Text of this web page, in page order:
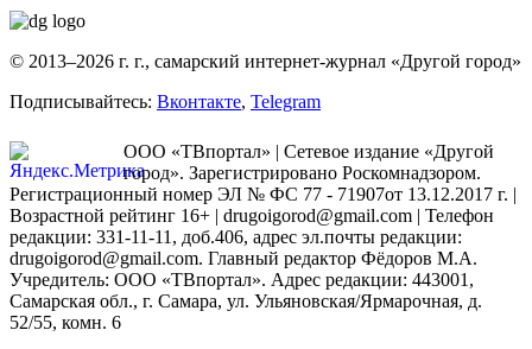
© 2013–2026 г. г., самарский интернет-журнал «Другой город»
Подписывайтесь: Вконтакте, Telegram
ООО «ТВпортал» | Сетевое издание «Другой
город». Зарегистрировано Роскомнадзором.
Регистрационный номер ЭЛ № ФС 77 - 71907от 13.12.2017 г. |
Возрастной рейтинг 16+ | drugoigorod@gmail.com | Телефон
редакции: 331-11-11, доб.406, адрес эл.почты редакции:
drugoigorod@gmail.com. Главный редактор Фёдоров М.А.
Учредитель: ООО «ТВпортал». Адрес редакции: 443001,
Самарская обл., г. Самара, ул. Ульяновская/Ярмарочная, д.
52/55, комн. 6